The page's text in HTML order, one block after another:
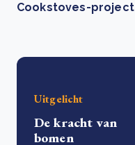
Cookstoves-project
Uitgelicht
De kracht van
bomen